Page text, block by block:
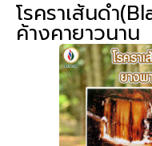
โรคราเส้นดำ
ค้างคายาวนาน